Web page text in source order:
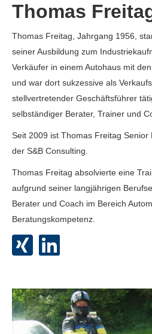
Thomas
Thomas Freitag, Jahrgang 1956,
seiner Ausbildung zum
Verkäufer in einem Autohaus mit
und war dort sukzessive als
stellvertretender Geschäftsführer
selbständiger Berater, Trainer und
Seit 2009 ist Thomas Freitag
der S&B Consulting.
Thomas Freitag absolvierte eine
aufgrund seiner langjährigen
Berater und Coach im Bereich
Beratungskompetenz.
 